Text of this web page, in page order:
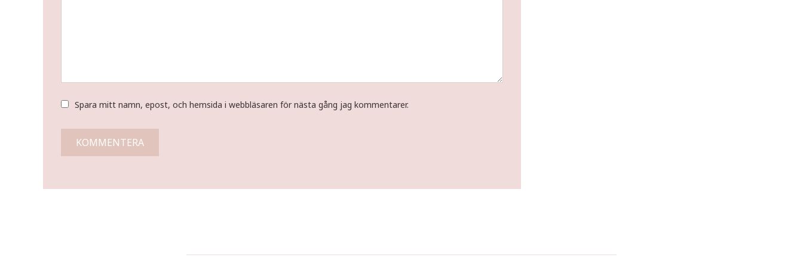
Spara mitt namn, epost, och hemsida i webbläsaren för nästa gång jag kommentarer.